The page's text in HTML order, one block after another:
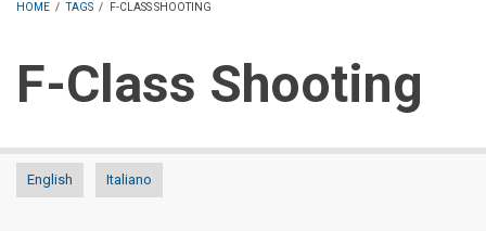
HOME / TAGS / F-CLASS SHOOTING
F-Class Shooting
English Italiano